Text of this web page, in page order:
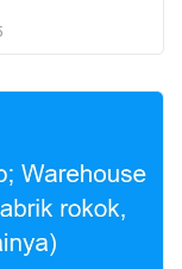
— PT
Pekerjaan